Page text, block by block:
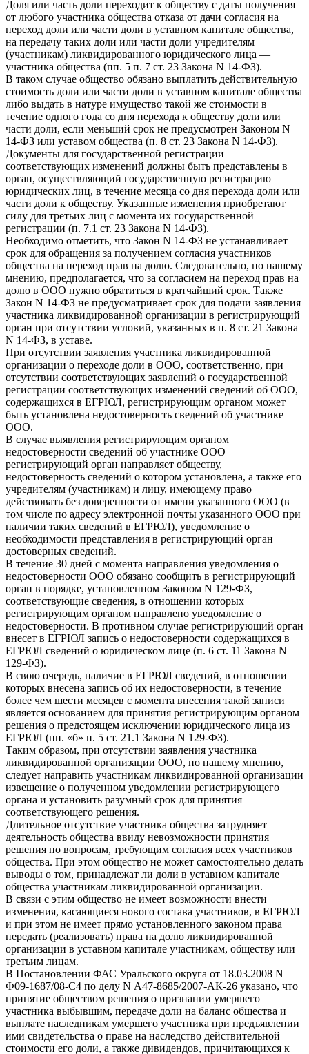
Доля или часть доли переходит к обществу с даты получения
от любого участника общества отказа от дачи согласия на
переход доли или части доли в уставном капитале общества,
на передачу таких доли или части доли учредителям
(участникам) ликвидированного юридического лица —
участника общества (пп. 5 п. 7 ст. 23 Закона N 14-ФЗ).
В таком случае общество обязано выплатить действительную
стоимость доли или части доли в уставном капитале общества
либо выдать в натуре имущество такой же стоимости в
течение одного года со дня перехода к обществу доли или
части доли, если меньший срок не предусмотрен Законом N
14-ФЗ или уставом общества (п. 8 ст. 23 Закона N 14-ФЗ).
Документы для государственной регистрации
соответствующих изменений должны быть представлены в
орган, осуществляющий государственную регистрацию
юридических лиц, в течение месяца со дня перехода доли или
части доли к обществу. Указанные изменения приобретают
силу для третьих лиц с момента их государственной
регистрации (п. 7.1 ст. 23 Закона N 14-ФЗ).
Необходимо отметить, что Закон N 14-ФЗ не устанавливает
срок для обращения за получением согласия участников
общества на переход прав на долю. Следовательно, по нашему
мнению, предполагается, что за согласием на переход прав на
долю в ООО нужно обратиться в кратчайший срок. Также
Закон N 14-ФЗ не предусматривает срок для подачи заявления
участника ликвидированной организации в регистрирующий
орган при отсутствии условий, указанных в п. 8 ст. 21 Закона
N 14-ФЗ, в уставе.
При отсутствии заявления участника ликвидированной
организации о переходе доли в ООО, соответственно, при
отсутствии соответствующих заявлений о государственной
регистрации соответствующих изменений сведений об ООО,
содержащихся в ЕГРЮЛ, регистрирующим органом может
быть установлена недостоверность сведений об участнике
ООО.
В случае выявления регистрирующим органом
недостоверности сведений об участнике ООО
регистрирующий орган направляет обществу,
недостоверность сведений о котором установлена, а также его
учредителям (участникам) и лицу, имеющему право
действовать без доверенности от имени указанного ООО (в
том числе по адресу электронной почты указанного ООО при
наличии таких сведений в ЕГРЮЛ), уведомление о
необходимости представления в регистрирующий орган
достоверных сведений.
В течение 30 дней с момента направления уведомления о
недостоверности ООО обязано сообщить в регистрирующий
орган в порядке, установленном Законом N 129-ФЗ,
соответствующие сведения, в отношении которых
регистрирующим органом направлено уведомление о
недостоверности. В противном случае регистрирующий орган
внесет в ЕГРЮЛ запись о недостоверности содержащихся в
ЕГРЮЛ сведений о юридическом лице (п. 6 ст. 11 Закона N
129-ФЗ).
В свою очередь, наличие в ЕГРЮЛ сведений, в отношении
которых внесена запись об их недостоверности, в течение
более чем шести месяцев с момента внесения такой записи
является основанием для принятия регистрирующим органом
решения о предстоящем исключении юридического лица из
ЕГРЮЛ (пп. «б» п. 5 ст. 21.1 Закона N 129-ФЗ).
Таким образом, при отсутствии заявления участника
ликвидированной организации ООО, по нашему мнению,
следует направить участникам ликвидированной организации
извещение о полученном уведомлении регистрирующего
органа и установить разумный срок для принятия
соответствующего решения.
Длительное отсутствие участника общества затрудняет
деятельность общества ввиду невозможности принятия
решения по вопросам, требующим согласия всех участников
общества. При этом общество не может самостоятельно делать
выводы о том, принадлежат ли доли в уставном капитале
общества участникам ликвидированной организации.
В связи с этим общество не имеет возможности внести
изменения, касающиеся нового состава участников, в ЕГРЮЛ
и при этом не имеет прямо установленного законом права
передать (реализовать) права на долю ликвидированной
организации в уставном капитале участникам, обществу или
третьим лицам.
В Постановлении ФАС Уральского округа от 18.03.2008 N
Ф09-1687/08-С4 по делу N А47-8685/2007-АК-26 указано, что
принятие обществом решения о признании умершего
участника выбывшим, передаче доли на баланс общества и
выплате наследникам умершего участника при предъявлении
ими свидетельства о праве на наследство действительной
стоимости его доли, а также дивидендов, причитающихся к